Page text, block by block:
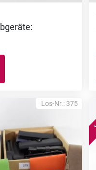
Los-Nr.: 375